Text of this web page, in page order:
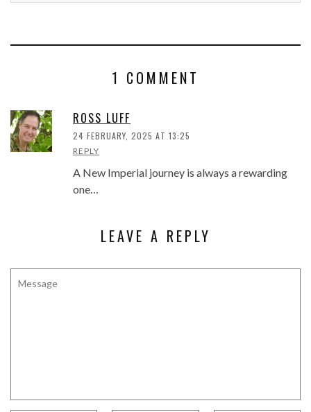
1 COMMENT
ROSS LUFF
24 FEBRUARY, 2025 AT 13:25
REPLY
A New Imperial journey is always a rewarding
one…
LEAVE A REPLY